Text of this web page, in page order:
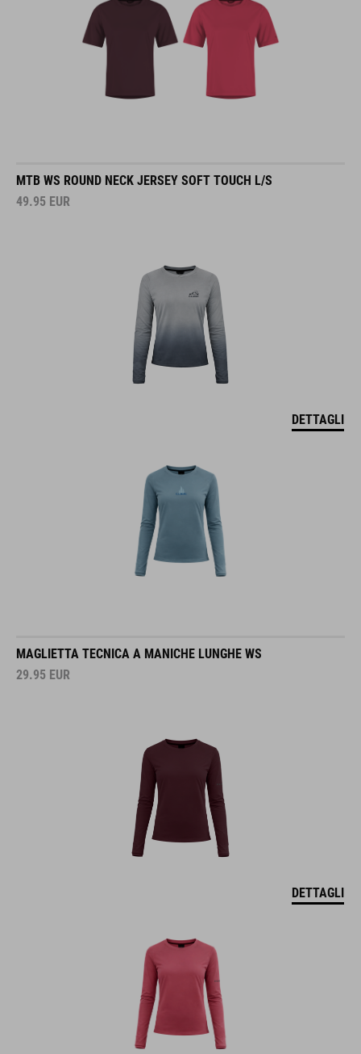
MTB WS ROUND NECK JERSEY SOFT TOUCH L/S
49.95 EUR
DETTAGLI
MAGLIETTA TECNICA A MANICHE LUNGHE WS
29.95 EUR
DETTAGLI